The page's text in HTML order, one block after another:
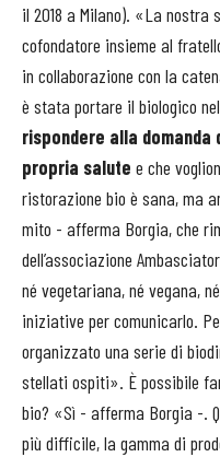
il 2018 a Milano). «La
cofondatore insieme al
in collaborazione con la
è stata portare il biologico
rispondere alla
propria salute e che
ristorazione bio è sana, ma
mito - afferma Borgia, che
dell’associazione
né vegetariana, né vegana,
iniziative per comunicarlo.
organizzato una serie di
stellati ospiti». È possibile
bio? «Sì - afferma Borgia -.
più difficile, la gamma di